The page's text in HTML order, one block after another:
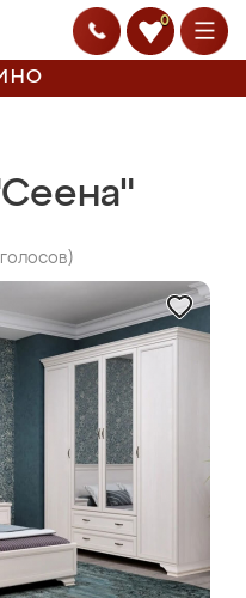
0
голосов)